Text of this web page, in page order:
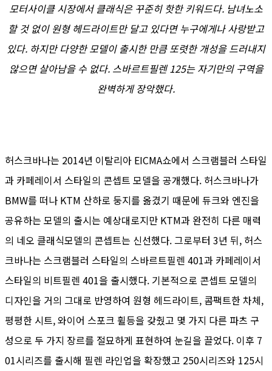
모터사이클 시장에서 클래식은 꾸준히 핫한 키워드다. 남녀노소
할 것 없이 원형 헤드라이트만 달고 있다면 누구에게나 사랑받고
있다. 하지만 다양한 모델이 출시한 만큼 또렷한 개성을 드러내지
않으면 살아남을 수 없다. 스바르트필렌 125는 자기만의 구역을
완벽하게 장악했다.
허스크바나는 2014년 이탈리아 EICMA쇼에서 스크램블러 스타일
과 카페레이서 스타일의 콘셉트 모델을 공개했다. 허스크바나가
BMW를 떠나 KTM 산하로 둥지를 옮겼기 때문에 듀크와 엔진을
공유하는 모델의 출시는 예상대로지만 KTM과 완전히 다른 매력
의 네오 클래식모델의 콘셉트는 신선했다. 그로부터 3년 뒤, 허스
크바나는 스크램블러 스타일의 스바르트필렌 401과 카페레이서
스타일의 비트필렌 401을 출시했다. 기본적으로 콘셉트 모델의
디자인을 거의 그대로 반영하여 원형 헤드라이트, 콤팩트한 차체,
평평한 시트, 와이어 스포크 휠등을 갖췄고 몇 가지 다른 파츠 구
성으로 두 가지 장르를 절묘하게 표현하여 눈길을 끌었다. 이후 7
01시리즈를 출시해 필렌 라인업을 확장했고 250시리즈와 125시